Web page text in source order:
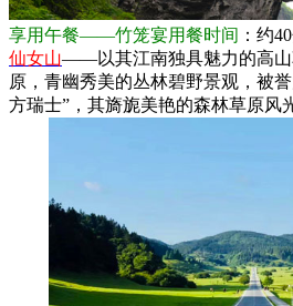
享用午餐——竹笼宴用餐时间 ：约
仙女山——以其江南独具魅力的高山
原，青幽秀美的丛林碧野景观，被
方瑞士”，其旖旎美艳的森林草原风